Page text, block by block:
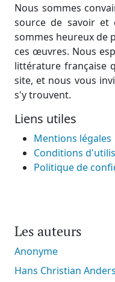
Nous sommes
source de savoir
sommes heureux de
ces œuvres. Nous
littérature française
site, et nous vous
s'y trouvent.
Liens utiles
Mentions légales
Conditions
Politique de
Les auteurs
Anonyme
Hans Christian